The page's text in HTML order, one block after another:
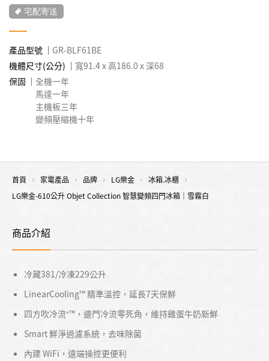
宅配寄送
產品型號
GR-BLF61BE
機體尺寸(公分)
寬91.4 x 高186.0 x 深68
保固
全機一年
馬達一年
主機板三年
變頻壓縮機十年
首頁 家電產品 品牌 LG樂金
冰箱.冰櫃
LG樂金-610公升 Objet Collection 智慧變頻四門冰箱｜雪霧白
商品介紹
冷藏381/冷凍229公升
LinearCooling™ 精準溫控，延長7天保鮮
四方吹冷流⁺™，邊門冷流零死角，維持雞蛋牛奶新鮮
Smart 鮮淨過濾系統，去味除菌
內建 WiFi，遠端操控更便利